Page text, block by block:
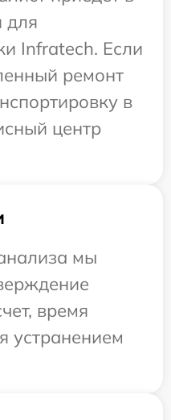
для
Infratech. Если
ремонт
в
центр
мы
время
устранением